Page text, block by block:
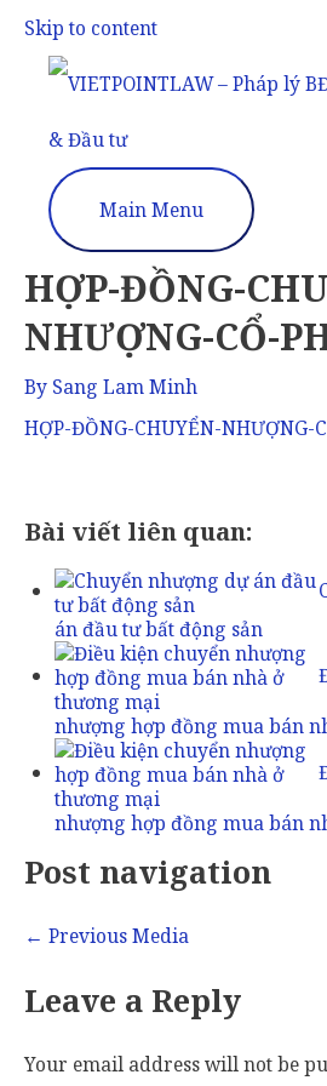
Skip to content
Main Menu
HỢP-ĐỒNG-
NHƯỢNG-CỔ-
By Sang Lam Minh
HỢP-ĐỒNG-CHUYỂN-NHƯỢNG-
Bài viết liên quan:
án đầu tư bất động sản
nhượng hợp đồng mua bán
nhượng hợp đồng mua bán
Post navigation
← Previous Media
Leave a Reply
Your email address will not be